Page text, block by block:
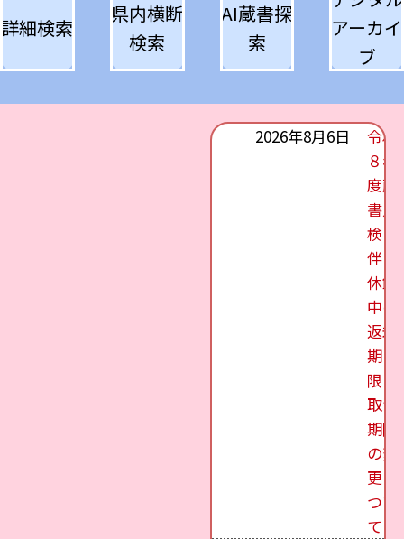
詳細検索
県内横断
検索
AI蔵書探
索
アーカイ
ブ
2026年8月6日
令和
８年
度蔵
書点
検に
伴う
休館
中の
返却
期
限・
取置
期限
の変
更に
つい
て